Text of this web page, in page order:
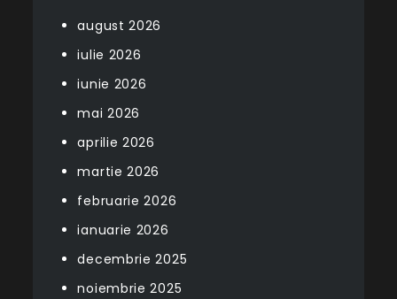
august 2026
iulie 2026
iunie 2026
mai 2026
aprilie 2026
martie 2026
februarie 2026
ianuarie 2026
decembrie 2025
noiembrie 2025